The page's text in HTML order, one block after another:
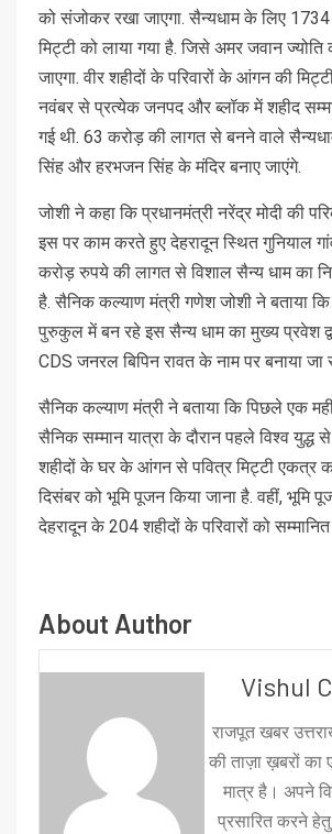
को संजोकर रखा जाएगा. सैन्यधाम के लिए
मिट्टी को लाया गया है. जिसे अमर जवान ज्योति
जाएगा. वीर शहीदों के परिवारों के आंगन की
नवंबर से प्रत्येक जनपद और ब्लॉक में शहीद
गई थी. 63 करोड़ की लागत से बनने वाले
सिंह और हरभजन सिंह के मंदिर बनाए जाएंगे.
जोशी ने कहा कि प्रधानमंत्री नरेंद्र मोदी की
इस पर काम करते हुए देहरादून स्थित गुनियाल
करोड़ रुपये की लागत से विशाल सैन्य धाम का
है. सैनिक कल्याण मंत्री गणेश जोशी ने बताया कि
पुरुकुल में बन रहे इस सैन्य धाम का मुख्य प्रवेश
CDS जनरल बिपिन रावत के नाम पर बनाया जा
सैनिक कल्याण मंत्री ने बताया कि पिछले एक
सैनिक सम्मान यात्रा के दौरान पहले विश्व
शहीदों के घर के आंगन से पवित्र मिट्टी एकत्र
दिसंबर को भूमि पूजन किया जाना है. वहीं, भूमि
देहरादून के 204 शहीदों के परिवारों को सम्मानित
About Author
Vishul
राजपूत खबर
की ताज़ा ख़बरों का
मात्र है। अपने
प्रसारित करने